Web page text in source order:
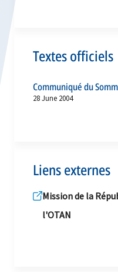
Textes officiels
Communiqué du
28 June 2004
Liens externes
Mission de la
l'OTAN